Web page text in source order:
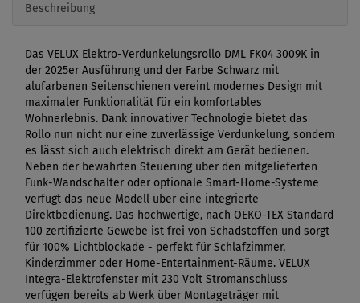
Beschreibung
Das VELUX Elektro-Verdunkelungsrollo DML FK04 3009K in
der 2025er Ausführung und der Farbe Schwarz mit
alufarbenen Seitenschienen vereint modernes Design mit
maximaler Funktionalität für ein komfortables
Wohnerlebnis. Dank innovativer Technologie bietet das
Rollo nun nicht nur eine zuverlässige Verdunkelung, sondern
es lässt sich auch elektrisch direkt am Gerät bedienen.
Neben der bewährten Steuerung über den mitgelieferten
Funk-Wandschalter oder optionale Smart-Home-Systeme
verfügt das neue Modell über eine integrierte
Direktbedienung. Das hochwertige, nach OEKO-TEX Standard
100 zertifizierte Gewebe ist frei von Schadstoffen und sorgt
für 100% Lichtblockade - perfekt für Schlafzimmer,
Kinderzimmer oder Home-Entertainment-Räume. VELUX
Integra-Elektrofenster mit 230 Volt Stromanschluss
verfügen bereits ab Werk über Montageträger mit